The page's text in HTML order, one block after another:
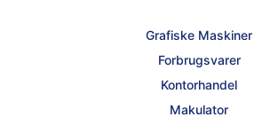
Grafiske Maskiner
Forbrugsvarer
Kontorhandel
Makulator